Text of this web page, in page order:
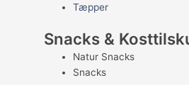
Tæpper
Snacks &
Natur Snacks
Snacks